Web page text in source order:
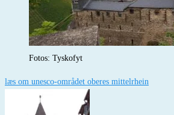
Fotos: Tyskofyt
læs om unesco-området oberes mittelrhein